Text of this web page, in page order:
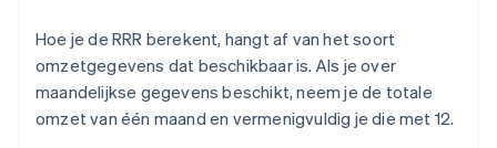
Hoe je de RRR berekent, hangt af van het soort
omzetgegevens dat beschikbaar is. Als je over
maandelijkse gegevens beschikt, neem je de totale
omzet van één maand en vermenigvuldig je die met 12.